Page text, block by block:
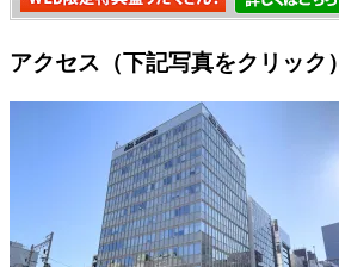
アクセス（下記写真をクリック）